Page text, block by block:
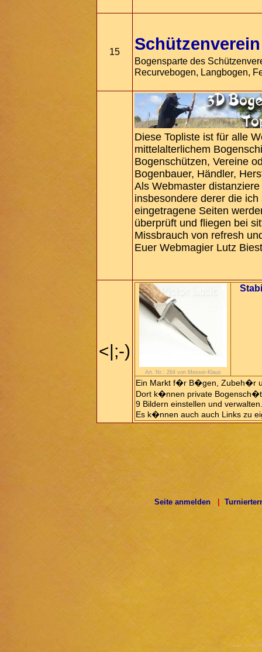
15
Bogensparte des
Recurvebogen, Langbogen,
Diese Topliste ist für alle
mittelalterlichem
Bogenschützen, Vereine
Bogenbauer, Händler,
Als Webmaster
insbesondere derer die
eingetragene Seiten
überprüft und fliegen bei
Missbrauch von refresh
Euer Webmagier Lutz
<|;-)
Art. Nr.: 264 von Messer-Klaus
Ein Markt f�r B�gen, Zubeh�r
Dort k�nnen private
9 Bildern einstellen und verwalten.
Es k�nnen auch auch Links zu
Seite anmelden